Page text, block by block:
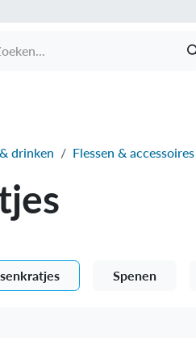
drinken Flessen & accessoires
Spenen